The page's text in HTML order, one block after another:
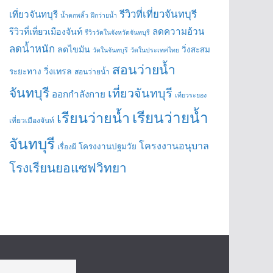
เที่ยวจันทบุรี น้ำตกพลิ้ว ฝึกว่ายน้ำ รีวิวที่เที่ยวจันทบุรี
รีวิวที่เที่ยวเมืองจันท์ รีวิววัดในจังหวัดจันทบุรี ลดความอ้วน
ลดน้ำหนัก ลดไขมัน วัดในจันทบุรี วัดในประเทศไทย วิ่งสะสม
ระยะทาง วิ่งเทรล สอนว่ายน้ำ สอนว่ายน้ำ
จันทบุรี ออกกำลังกาย เที่ยวจันทบุรี เที่ยวระยอง
เที่ยวเมืองจันท์ เรียนว่ายน้ำ เรียนว่ายน้ำ
จันทบุรี เรื่องผี โครงงานปฐมวัย โครงงานอนุบาล
โรงเรียนยอแซฟวิทยา